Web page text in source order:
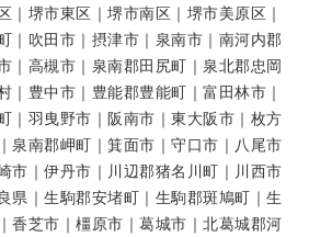
｜堺市東区｜堺市南区｜堺市美原区｜
｜吹田市｜摂津市｜泉南市｜南河内郡
｜高槻市｜泉南郡田尻町｜泉北郡忠岡
｜豊中市｜豊能郡豊能町｜富田林市｜
｜羽曳野市｜阪南市｜東大阪市｜枚方
泉南郡岬町｜箕面市｜守口市｜八尾市
市｜伊丹市｜川辺郡猪名川町｜川西市
県｜生駒郡安堵町｜生駒郡斑鳩町｜生
香芝市｜橿原市｜葛城市｜北葛城郡河